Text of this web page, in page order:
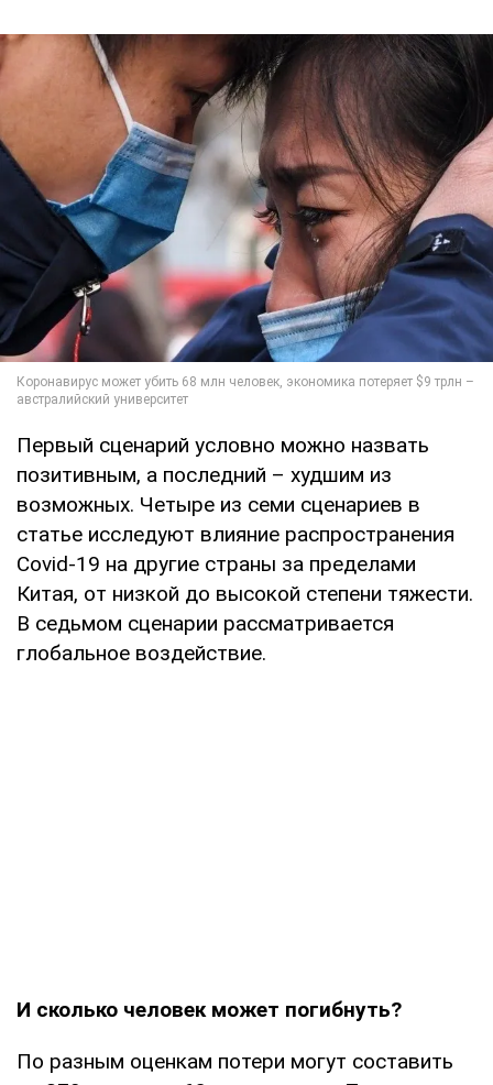
Первый сценарий условно можно назвать
позитивным, а последний – худшим из
возможных. Четыре из семи сценариев в
статье исследуют влияние распространения
Covid-19 на другие страны за пределами
Китая, от низкой до высокой степени тяжести.
В седьмом сценарии рассматривается
глобальное воздействие.
И сколько человек может погибнуть?
По разным оценкам потери могут составить